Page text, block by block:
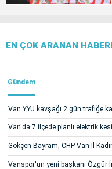
EN ÇOK ARANAN
Gündem
Van YYÜ kavşağı 2 gün trafiğe
Van'da 7 ilçede planlı elektrik
Gökçen Bayram, CHP Van İl
Vanspor'un yeni başkanı Özgür